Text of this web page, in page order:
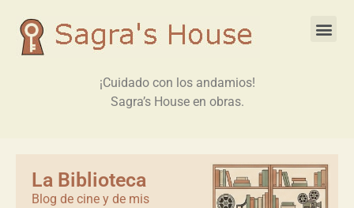
¡Cuidado con los andamios!
Sagra’s House en obras.
La Biblioteca
Blog de cine y de mis